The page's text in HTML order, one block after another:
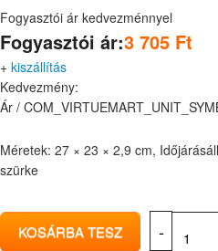
Fogyasztói ár kedvezménnyel
Fogyasztói ár:3 705 Ft
+ kiszállítás
Kedvezmény:
Ár /
Méretek: 27 × 23 × 2,9 cm,
szürke